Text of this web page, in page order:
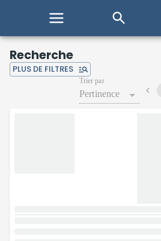
Recherche
PLUS DE FILTRES
Trier par
Pertinence